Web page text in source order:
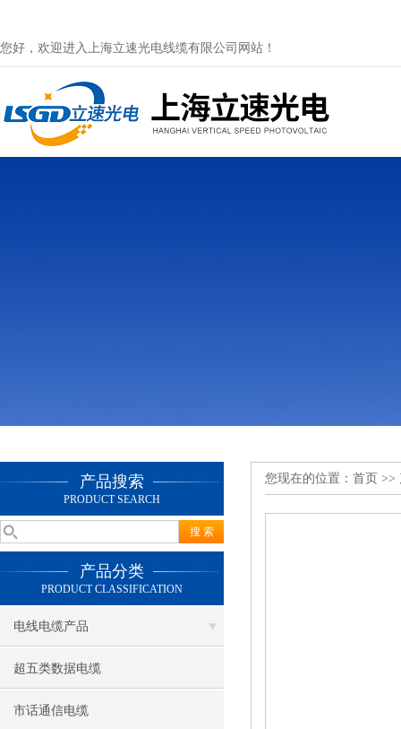
您好，欢迎进入上海立速光电线缆有限公司网站！
产品搜索
PRODUCT SEARCH
产品分类
PRODUCT CLASSIFICATION
电线电缆产品
超五类数据电缆
市话通信电缆
您现在的位置： 首页 >>